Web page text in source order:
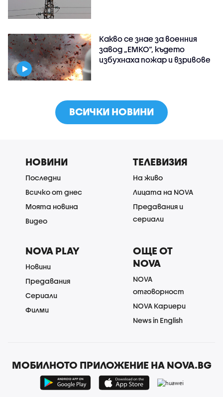
Какво се знае за военния
завод „ЕМКО“, където
избухнаха пожар и взривове
ВСИЧКИ НОВИНИ
НОВИНИ
Последни
Всичко от днес
Моята новина
Видео
ТЕЛЕВИЗИЯ
На живо
Лицата на NOVA
Предавания и
сериали
NOVA PLAY
Новини
Предавания
Сериали
Филми
ОЩЕ ОТ
NOVA
NOVA
отговорност
NOVA Кариери
News in English
МОБИЛНОТО ПРИЛОЖЕНИЕ НА NOVA.BG